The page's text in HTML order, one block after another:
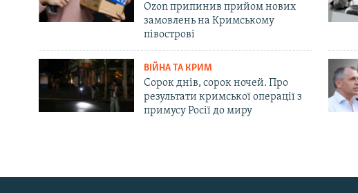
Русский
Ozon припинив прийом нових
замовлень на Кримському
півострові
ВІЙНА ТА КРИМ
Сорок днів, сорок ночей. Про
результати кримської операції з
примусу Росії до миру